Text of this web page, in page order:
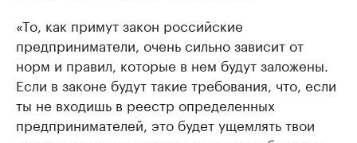
«То, как примут закон российские
предприниматели, очень сильно зависит от
норм и правил, которые в нем будут заложены.
Если в законе будут такие требования, что, если
ты не входишь в реестр определенных
предпринимателей, это будет ущемлять твои